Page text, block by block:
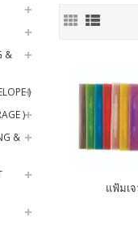
&
)
)
&
แฟ้มเจ